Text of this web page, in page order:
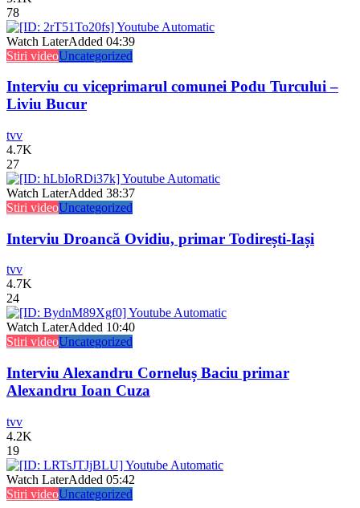
78
Watch LaterAdded 04:39
Stiri videoUncategorized
Interviu cu viceprimarul comunei Podu Turcului –
Liviu Bucur
tvv
4.7K
27
Watch LaterAdded 38:37
Stiri videoUncategorized
Interviu Droancă Ovidiu, primar Todirești-Iași
tvv
4.7K
24
Watch LaterAdded 10:40
Stiri videoUncategorized
Interviu Alexandru Corneluș Baciu primar
Alexandru Ioan Cuza
tvv
4.2K
19
Watch LaterAdded 05:42
Stiri videoUncategorized